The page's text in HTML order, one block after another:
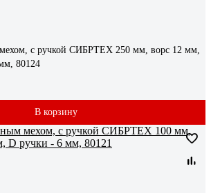
с ручкой СИБРТЕХ 250 мм, ворс 12 мм,
80124
В корзину